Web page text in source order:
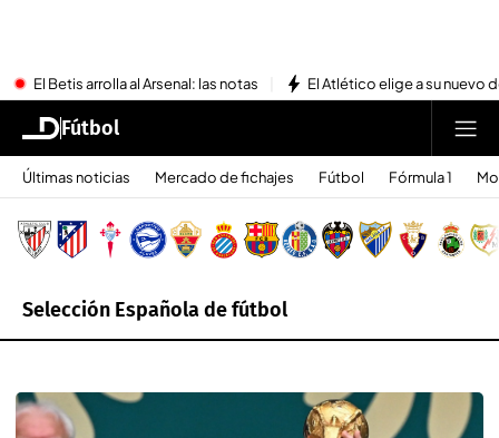
El Betis arrolla al Arsenal: las notas El Atlético elige a su nuevo
Fútbol
Últimas noticias Mercado de fichajes Fútbol Fórmula 1
Selección Española de fútbol